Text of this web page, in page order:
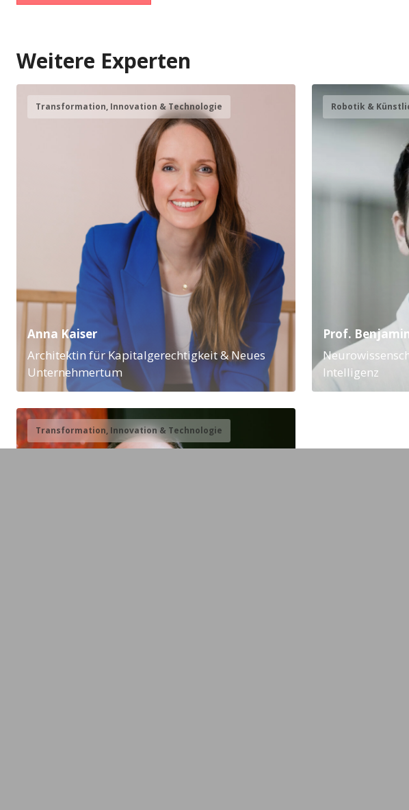
Weitere Experten
Transformation, Innovation & Technologie
Anna Kaiser
Architektin für Kapitalgerechtigkeit & Neues
Unternehmertum
Robotik &
Prof.
Intelligenz
Transformation, Innovation & Technologie